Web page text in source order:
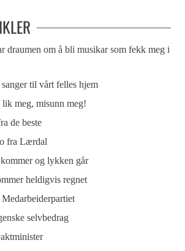
draumen om å bli musikar som fekk meg i
til vårt felles hjem
lik meg, misunn meg!
de beste
fra Lærdal
og lykken går
heldigvis regnet
selvbedrag